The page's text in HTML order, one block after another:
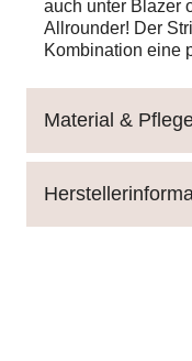
auch unter Blazer
Allrounder! Der
Kombination eine
Material &